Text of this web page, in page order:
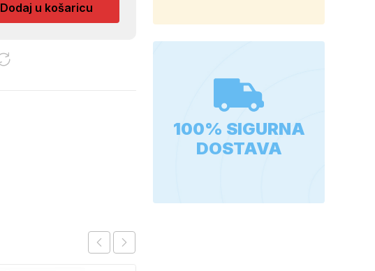
Dodaj u košaricu
100% SIGURNA
DOSTAVA